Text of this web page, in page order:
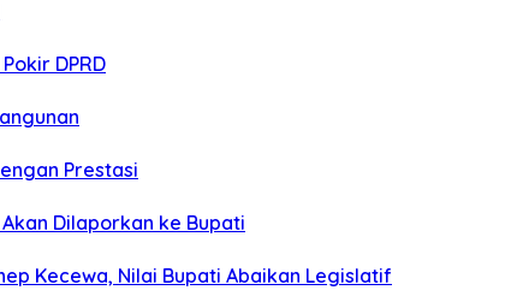
DPRD
Prestasi
Dilaporkan ke Bupati
Kecewa, Nilai Bupati Abaikan Legislatif